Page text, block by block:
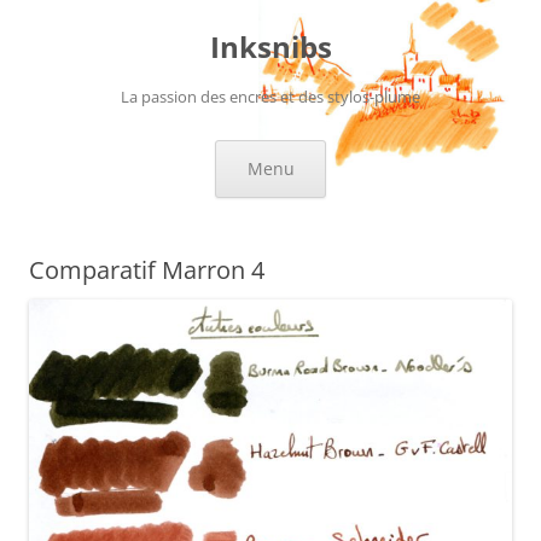
Inksnibs
La passion des encres et des stylos-plume
Menu
Comparatif Marron 4